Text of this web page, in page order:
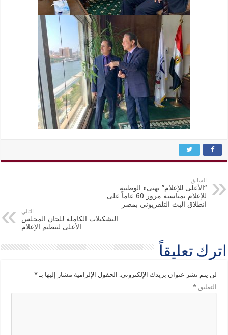
السابق
“الأعلى للإعلام” يهنىء الوطنية
للإعلام بمناسبة مرور 60 عاماً على
انطلاق البث التلفزيوني بمصر
التالي
التشكيلات الكاملة للجان المجلس
الأعلى لتنظيم الإعلام
اترك تعليقاً
لن يتم نشر عنوان بريدك الإلكتروني. الحقول الإلزامية مشار إليها بـ*
التعليق*